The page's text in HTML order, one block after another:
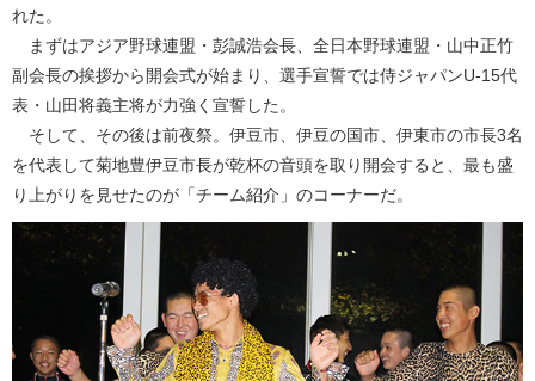
れた。
まずはアジア野球連盟・彭誠浩会長、全日本野球連盟・山中正竹
副会長の挨拶から開会式が始まり、選手宣誓では侍ジャパンU-15代
表・山田将義主将が力強く宣誓した。
そして、その後は前夜祭。伊豆市、伊豆の国市、伊東市の市長3名
を代表して菊地豊伊豆市長が乾杯の音頭を取り開会すると、最も盛
り上がりを見せたのが「チーム紹介」のコーナーだ。